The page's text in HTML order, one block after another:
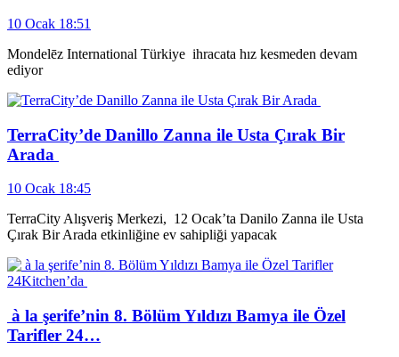
10 Ocak 18:51
Mondelēz International Türkiye ihracata hız kesmeden devam
ediyor
TerraCity’de Danillo Zanna ile Usta Çırak Bir
Arada
10 Ocak 18:45
TerraCity Alışveriş Merkezi, 12 Ocak’ta Danilo Zanna ile Usta
Çırak Bir Arada etkinliğine ev sahipliği yapacak
à la şerife’nin 8. Bölüm Yıldızı Bamya ile Özel
Tarifler 24…